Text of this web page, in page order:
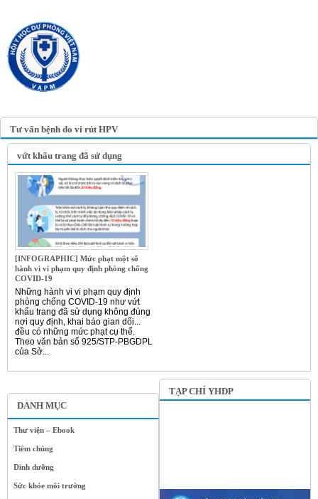
Tư vấn bệnh do vi rút HPV
DANH MỤC
Thư viện – Ebook
Tiêm chủng
Dinh dưỡng
Sức khỏe môi trường
vứt khẩu trang đã sử dụng
[INFOGRAPHIC] Mức phạt một số
hành vi vi phạm quy định phòng chống
COVID-19
Những hành vi vi phạm quy định
phòng chống COVID-19 như vứt
khẩu trang đã sử dụng không đúng
nơi quy định, khai báo gian dối...
đều có những mức phạt cụ thể.
Theo văn bản số 925/STP-PBGDPL
của Sở...
TẠP CHÍ YHDP